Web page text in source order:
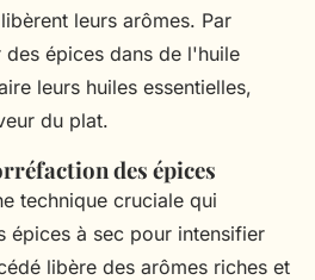
leurs arômes. Par
épices dans de l'huile
leurs huiles essentielles,
du plat.
des épices
technique cruciale qui
épices à sec pour intensifier
libère des arômes riches et